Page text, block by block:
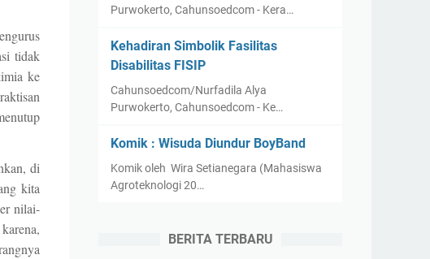
tidak
ke
di
kita
nilai-
Purwokerto, Cahunsoedcom - Kera…
Kehadiran Simbolik Fasilitas
Disabilitas FISIP
Cahunsoedcom/Nurfadila Alya
Purwokerto, Cahunsoedcom - Ke…
Komik : Wisuda Diundur BoyBand
Komik oleh Wira Setianegara (Mahasiswa
Agroteknologi 20…
BERITA TERBARU